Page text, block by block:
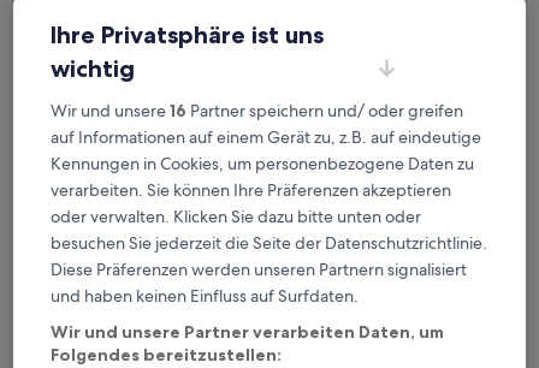
Planänderungen
Verdiene Prämien für jede
wahrgenommene Übernachtung
Mehr sparen mit Preisen für Mitglieder
Überprüfe die Preise für diese Daten
Heute
6. Aug. - 7. Aug.
Morgen
Ihre Privatsphäre ist uns
wichtig
Wir und unsere16 Partner speichern und/ oder greifen
auf Informationen auf einem Gerät zu, z.B. auf eindeutige
Kennungen in Cookies, um personenbezogene Daten zu
verarbeiten. Sie können Ihre Präferenzen akzeptieren
oder verwalten. Klicken Sie dazu bitte unten oder
besuchen Sie jederzeit die Seite der Datenschutzrichtlinie.
Diese Präferenzen werden unseren Partnern signalisiert
und haben keinen Einfluss auf Surfdaten.
Wir und unsere Partner verarbeiten Daten, um
Folgendes bereitzustellen: